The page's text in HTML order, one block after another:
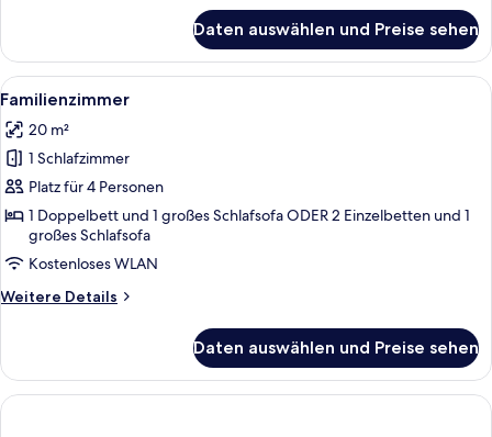
Balkon
Daten auswählen und Preise sehen
Alle
Fotos
für
Familienzimmer
anzeigen
Ein Hotelzimmer mit zwei Betten,
2
Familienzimmer
20 m²
1 Schlafzimmer
Platz für 4 Personen
1 Doppelbett und 1 großes Schlafsofa ODER 2 Einzelbetten und 1
großes Schlafsofa
Kostenloses WLAN
Weitere Details
Weitere
Daten auswählen und Preise sehen